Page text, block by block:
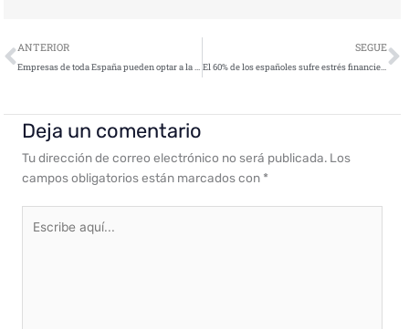
Ant
ANTERIOR
Empresas de toda España pueden optar a la primera compra pública innovadora en materia de ciberseguridad que llevará a cabo ICE
SEGUE
El 60% de los españoles sufre estrés financiero durante las Navidades, según un estudio de McAfee
Deja un comentario
Tu dirección de correo electrónico no será publicada. Los
campos obligatorios están marcados con *
aquí...